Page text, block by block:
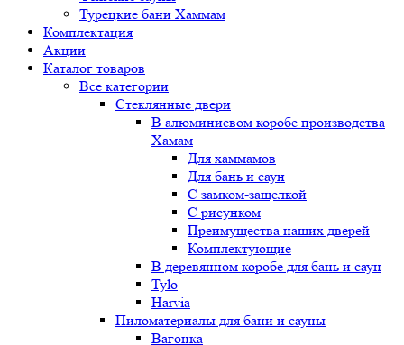
Турецкие бани Хаммам
Комплектация
Акции
Каталог товаров
Все категории
Стеклянные двери
В алюминиевом коробе производства
Хамам
Для хаммамов
Для бань и саун
С замком-защелкой
С рисунком
Преимущества наших дверей
Комплектующие
В деревянном коробе для бань и саун
Tylo
Harvia
Пиломатериалы для бани и сауны
Вагонка